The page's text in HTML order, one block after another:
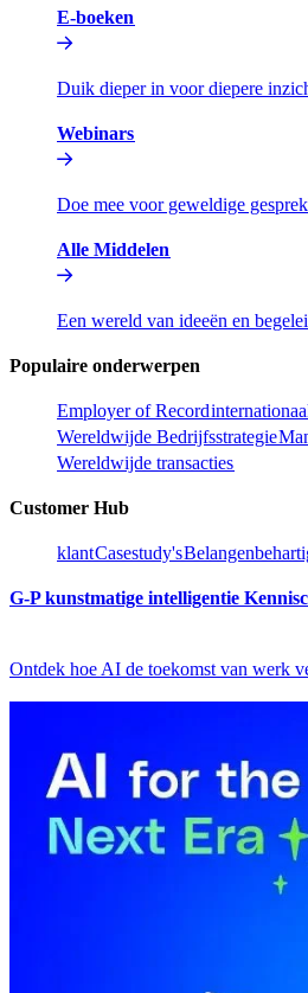
E-boeken​​
Duik dieper in voor diepere
Webinars​​
Doe mee voor geweldige
Alle Middelen​​
Een wereld van ideeën en
Populaire onderwerpen​​
Employer of Record​​
Wereldwijde Bedrijfsstrategie​​
Wereldwijde transacties​​
Customer Hub​​
klant​​Casestudy's​​
G-P kunstmatige intelligentie
Ontdek hoe AI de toekomst van werk